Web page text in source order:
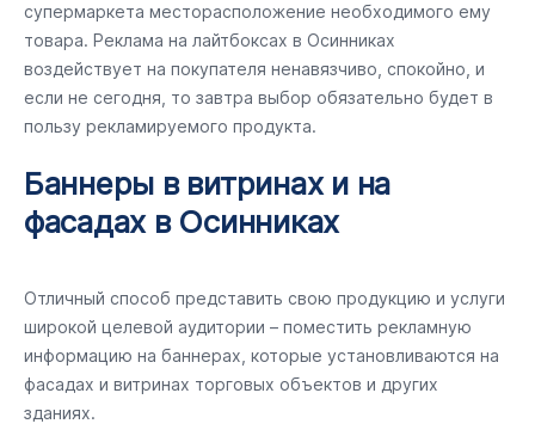
супермаркета месторасположение необходимого ему
товара. Реклама на лайтбоксах в Осинниках
воздействует на покупателя ненавязчиво, спокойно, и
если не сегодня, то завтра выбор обязательно будет в
пользу рекламируемого продукта.
Баннеры в витринах и на
фасадах в Осинниках
Отличный способ представить свою продукцию и услуги
широкой целевой аудитории – поместить рекламную
информацию на баннерах, которые установливаются на
фасадах и витринах торговых объектов и других
зданиях.